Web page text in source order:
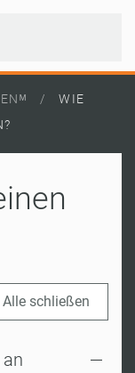
WIE
Alle schließen